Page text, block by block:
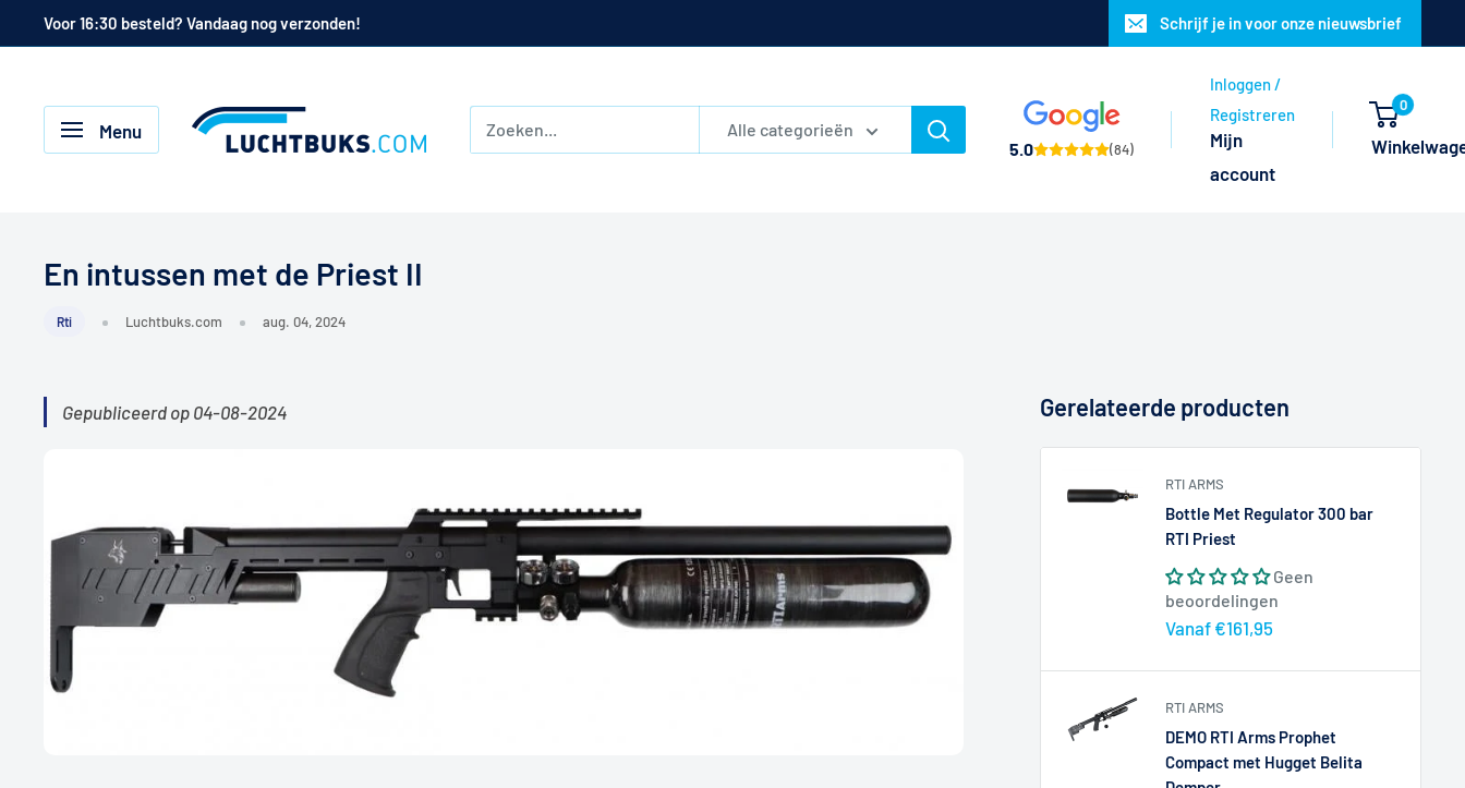
de
Voor 16:30 besteld? Vandaag nog verzonden! Schrijf je in voor onze nieuwsbrief
Menu Luchtbuks.com
Alle categorieën
5.0
(84)
Inloggen /
Registreren
Mijn
account
0
En intussen met de Priest II
Rti Luchtbuks.com aug. 04, 2024
Gepubliceerd op 04-08-2024 Gerelateerde producten
RTI ARMS
Bottle Met Regulator 300 bar
RTI Priest
Geen
beoordelingen
Actieprijs
Vanaf €161,95
RTI ARMS
DEMO RTI Arms Prophet
Compact met Hugget Belita